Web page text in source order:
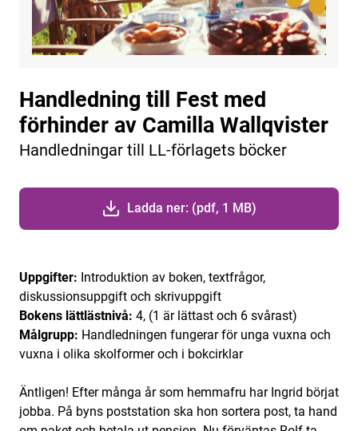
Handledning till Fest med
förhinder av Camilla Wallqvister
Handledningar till LL-förlagets böcker
Ladda ner: (pdf, 1 MB)
Uppgifter: Introduktion av boken, textfrågor,
diskussionsuppgift och skrivuppgift
Bokens lättlästnivå: 4, (1 är lättast och 6 svårast)
Målgrupp: Handledningen fungerar för unga vuxna och
vuxna i olika skolformer och i bokcirklar
Äntligen! Efter många år som hemmafru har Ingrid börjat
jobba. På byns poststation ska hon sortera post, ta hand